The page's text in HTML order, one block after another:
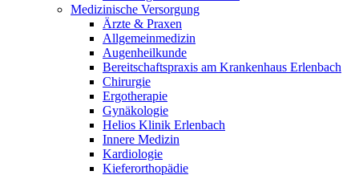
Medizinische Versorgung
Ärzte & Praxen
Allgemeinmedizin
Augenheilkunde
Bereitschaftspraxis am Krankenhaus Erlenbach
Chirurgie
Ergotherapie
Gynäkologie
Helios Klinik Erlenbach
Innere Medizin
Kardiologie
Kieferorthopädie